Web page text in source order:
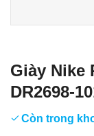
Giày Nike
DR2698-
Còn trong